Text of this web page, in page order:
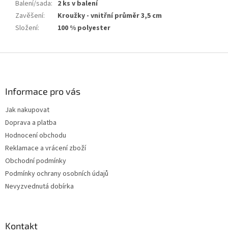
Balení/sada: 2 ks v balení
Zavěšení:
Kroužky - vnitřní průměr 3,5 cm
Složení: 100 % polyester
Informace pro vás
Jak nakupovat
Doprava a platba
Hodnocení obchodu
Reklamace a vrácení zboží
Obchodní podmínky
Podmínky ochrany osobních údajů
Nevyzvednutá dobírka
Kontakt